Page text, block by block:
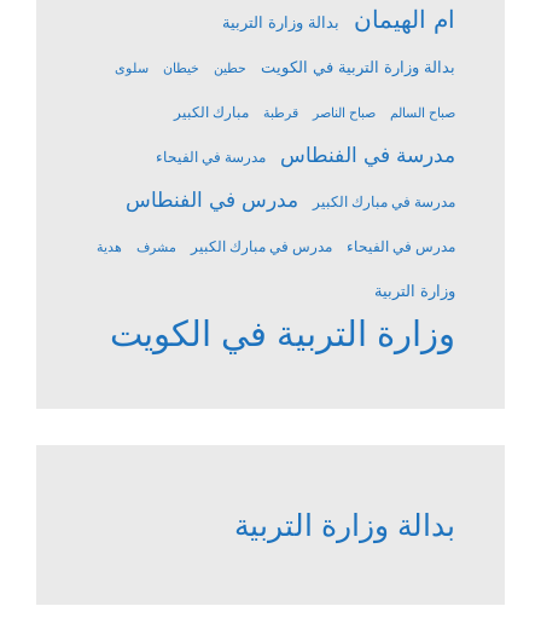
ام الهيمان بدالة وزارة التربية
بدالة وزارة التربية في الكويت حطين خيطان سلوى
صباح السالم صباح الناصر قرطبة مبارك الكبير
مدرسة في الفنطاس مدرسة في الفيحاء
مدرسة في مبارك الكبير مدرس في الفنطاس
مدرس في الفيحاء مدرس في مبارك الكبير مشرف هدية
وزارة التربية
وزارة التربية في الكويت
بدالة وزارة التربية